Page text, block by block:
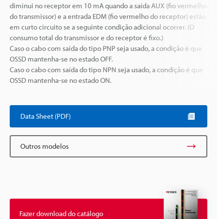
diminui no receptor em 10 mA quando a saída AUX (fio vermelho
do transmissor) e a entrada EDM (fio vermelho do receptor) estão
em curto circuito se a seguinte condição adicional ocorrer. (O
consumo total do transmissor e do receptor é fixo.)
Caso o cabo com saída do tipo PNP seja usado, a condição é que
OSSD mantenha-se no estado OFF.
Caso o cabo com saída do tipo NPN seja usado, a condição é que
OSSD mantenha-se no estado ON.
Data Sheet (PDF)
Outros modelos
Fazer download do catálogo